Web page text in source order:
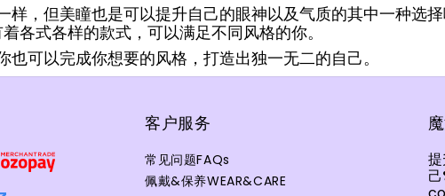
样， 但美瞳也是可以提升自己的眼神以及气质的其中一种选择
各式各样的款式，可以满足不同风格的你。
也可以完成你想要的风格， 打造出独一无二的自己。
客户服务
常见问题FAQs
佩戴&保养WEAR&CARE